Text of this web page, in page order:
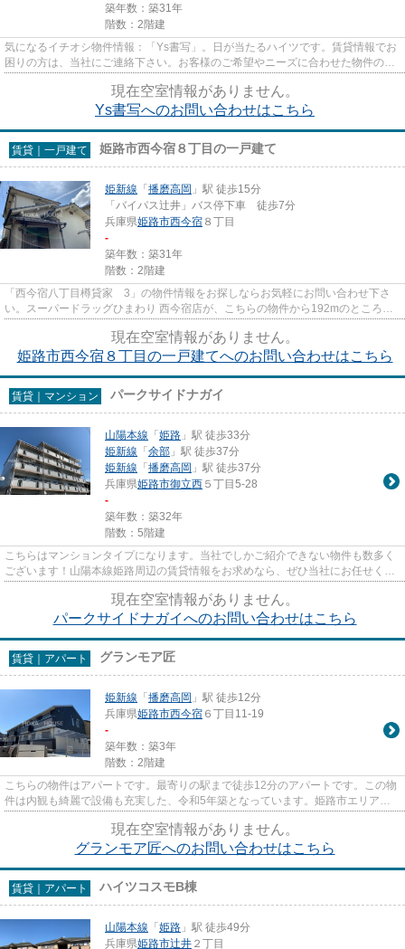
築年数：築31年
階数：2階建
気になるイチオシ物件情報：「Ys書写」。日が当たるハイツです。賃貸情報でお
困りの方は、当社にご連絡下さい。お客様のご希望やニーズに合わせた物件のご
紹介をいたします。確かな情...
現在空室情報がありません。
Ys書写へのお問い合わせはこちら
賃貸｜一戸建て 姫路市西今宿８丁目の一戸建て
姫新線 「播磨高岡 」駅 徒歩15分
「バイパス辻井」バス停下車 徒歩7分
兵庫県姫路市西今宿 ８丁目
-
築年数：築31年
階数：2階建
「西今宿八丁目樽貸家 3」の物件情報をお探しならお気軽にお問い合わせ下さ
い。スーパードラッグひまわり 西今宿店が、こちらの物件から192mのところに
あります。こちらは一戸建ての...
現在空室情報がありません。
姫路市西今宿８丁目の一戸建てへのお問い合わせはこちら
賃貸｜マンション パークサイドナガイ
山陽本線 「姫路 」駅 徒歩33分
姫新線 「余部 」駅 徒歩37分
姫新線 「播磨高岡 」駅 徒歩37分
兵庫県姫路市御立西 ５丁目5-28
-
築年数：築32年
階数：5階建
こちらはマンションタイプになります。当社でしかご紹介できない物件も数多く
ございます！山陽本線姫路周辺の賃貸情報をお求めなら、ぜひ当社にお任せくだ
さい。
現在空室情報がありません。
パークサイドナガイへのお問い合わせはこちら
賃貸｜アパート グランモア匠
姫新線 「播磨高岡 」駅 徒歩12分
兵庫県姫路市西今宿 ６丁目11-19
-
築年数：築3年
階数：2階建
こちらの物件はアパートです。最寄りの駅まで徒歩12分のアパートです。この物
件は内観も綺麗で設備も充実した、令和5年築となっています。姫路市エリアに
ある賃貸情報のことなら、地域...
現在空室情報がありません。
グランモア匠へのお問い合わせはこちら
賃貸｜アパート ハイツコスモB棟
山陽本線 「姫路 」駅 徒歩49分
兵庫県姫路市辻井 ２丁目